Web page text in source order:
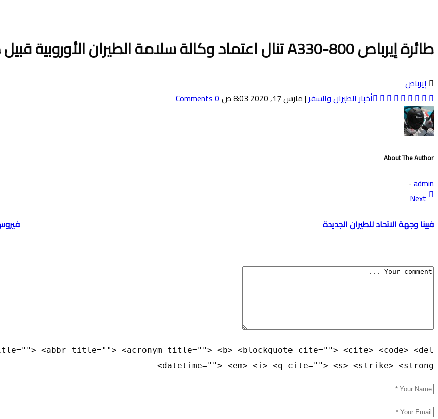
طائرة إيرباص A330-800 تنال اعتماد وكالة سلامة الطيران الأوروبية قبيل دخولها الخدمة العام الجاري
إيرباص
أخبار الطيران والسفر |مارس 17, 2020 8:03 ص 0 Comments
About The Author
admin
-
فيروس
Next
فيينا وجهة الاتحاد للطيران الجديدة
<abbr title=""> <acronym title=""> <b> <blockquote cite=""> <cite> <code> <del
datetime=""> <em> <i> <q cite=""> <s> <strike> <strong>